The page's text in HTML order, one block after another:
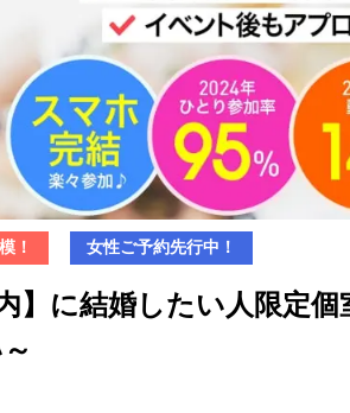
！ 女性ご予約先行中！
】に結婚したい人限定個